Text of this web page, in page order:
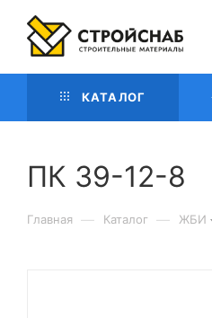
КАТАЛОГ
ПК 39-12-8
Главная — Каталог — ЖБИ